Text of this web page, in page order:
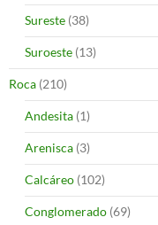
Sureste (38)
Suroeste (13)
Roca (210)
Andesita (1)
Arenisca (3)
Calcáreo (102)
Conglomerado (69)